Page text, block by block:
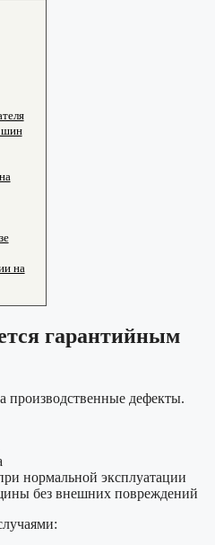
шин
на
гарантийным
производственные дефекты.
нормальной эксплуатации
без внешних повреждений